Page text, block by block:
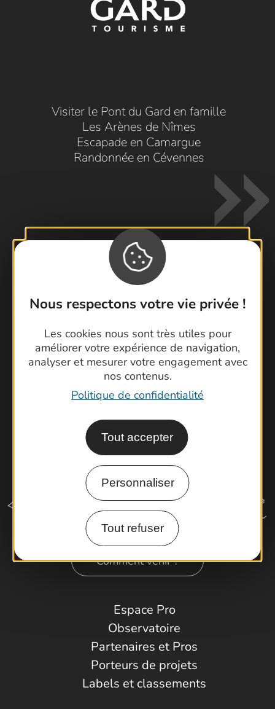
Nous respectons votre vie privée !
Les cookies nous sont très utiles pour
améliorer votre expérience de navigation,
analyser et mesurer votre engagement avec
nos contenus.
Politique de confidentialité
Tout accepter
Personnaliser
Tout refuser
Visiter le Pont du Gard en famille
Les Arènes de Nîmes
Escapade en Camargue
Randonnée en Cévennes
Contactez-nous !
Foire aux questions
Cartoguides et Topoguides
Latitude Gard
Comment venir ?
Espace Pro
Observatoire
Partenaires et Pros
Porteurs de projets
Labels et classements